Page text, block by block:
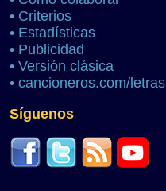
• Criterios
• Estadísticas
• Publicidad
• Versión clásica
• cancioneros.com/letras
Síguenos